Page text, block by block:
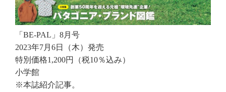
「BE-PAL」8月号
2023年7月6日（木）発売
特別価格1,200円（税10％込み）
小学館
※本誌紹介記事。